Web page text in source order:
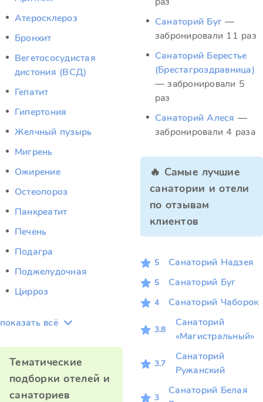
Атеросклероз
Бронхит
Вегетососудистая
дистония (ВСД)
Гепатит
Гипертония
Желчный пузырь
Мигрень
Ожирение
Остеопороз
Панкреатит
Печень
Подагра
Поджелудочная
Цирроз
показать всё
Тематические
подборки отелей и
санаториев
Санаторий Буг —
забронировали 11 раз
Санаторий Берестье
(Брестагроздравница)
— забронировали 5
раз
Санаторий Алеся —
забронировали 4 раза
🔥 Самые лучшие
санатории и отели
по отзывам
клиентов
5 Санаторий Надзея
5 Санаторий Буг
4 Санаторий Чаборок
3.8
Санаторий
«Магистральный»
3.7
Санаторий
Ружанский
3
Санаторий Белая